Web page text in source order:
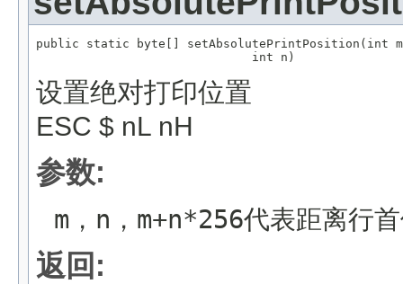
public static byte[] setAbsolutePrintPosition(int
                              int n)
设置绝对打印位置
ESC $ nL nH
参数:
m，n，m+n*256代表距离行
返回: